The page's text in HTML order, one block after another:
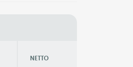
NETTO